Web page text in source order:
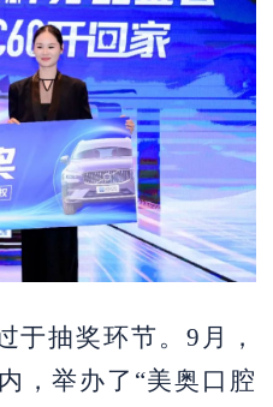
抽奖环节。 9月，
，举办了“美奥口腔